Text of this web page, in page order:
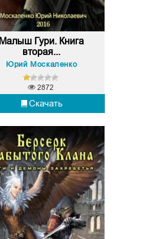
Малыш Гури. Книга
вторая...
Юрий Москаленко
Скачать
2872